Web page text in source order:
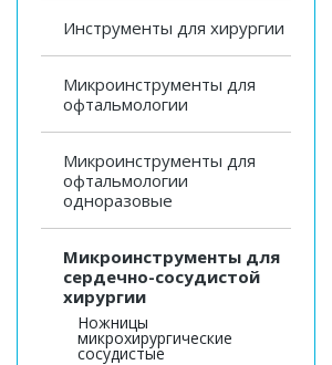
Инструменты для хирургии
Микроинструменты для
офтальмологии
Микроинструменты для
офтальмологии
одноразовые
Микроинструменты для
сердечно-сосудистой
хирургии
Ножницы
микрохирургические
сосудистые